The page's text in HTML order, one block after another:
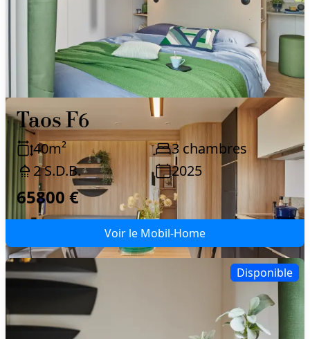
Taos F6
40m² 3 chambres
2S.D.B. 2025
65800 €
Voir le Mobil-Home
Disponible